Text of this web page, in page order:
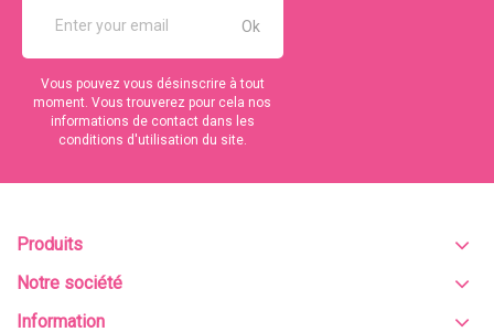
Vous pouvez vous désinscrire à tout
moment. Vous trouverez pour cela nos
informations de contact dans les
conditions d'utilisation du site.
Produits
Notre société
Information